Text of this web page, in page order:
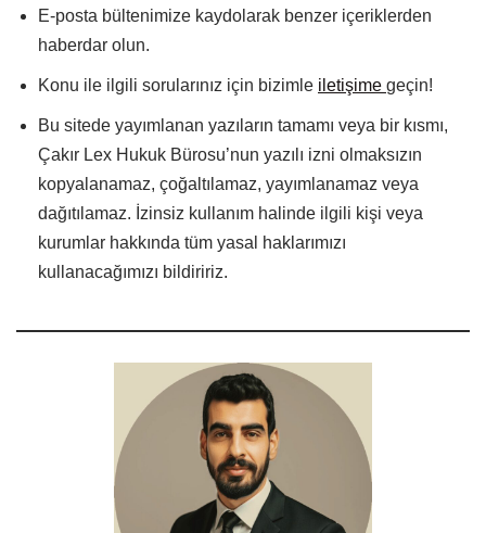
E-posta bültenimize kaydolarak benzer içeriklerden
haberdar olun.
Konu ile ilgili sorularınız için bizimle iletişime geçin!
Bu sitede yayımlanan yazıların tamamı veya bir kısmı,
Çakır Lex Hukuk Bürosu’nun yazılı izni olmaksızın
kopyalanamaz, çoğaltılamaz, yayımlanamaz veya
dağıtılamaz. İzinsiz kullanım halinde ilgili kişi veya
kurumlar hakkında tüm yasal haklarımızı
kullanacağımızı bildiririz.